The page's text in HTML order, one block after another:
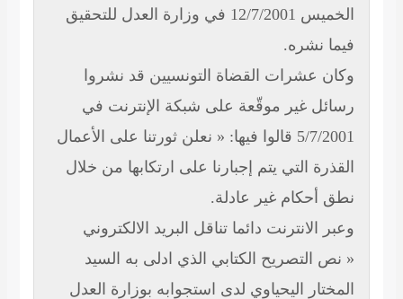
الخميس 12/7/2001 في وزارة العدل للتحقيق
القضاة التونسيين قد نشروا
موقّعة على شبكة الإنترنت في
5/7/2001 قالوا فيها: « نعلن ثورتنا على الأعمال
التي يتم إجبارنا على ارتكابها من خلال
غير عادلة.
دائما تناقل البريد الالكتروني
الكتابي الذي ادلى به السيد
اليحياوي لدى استجوابه بوزارة العدل